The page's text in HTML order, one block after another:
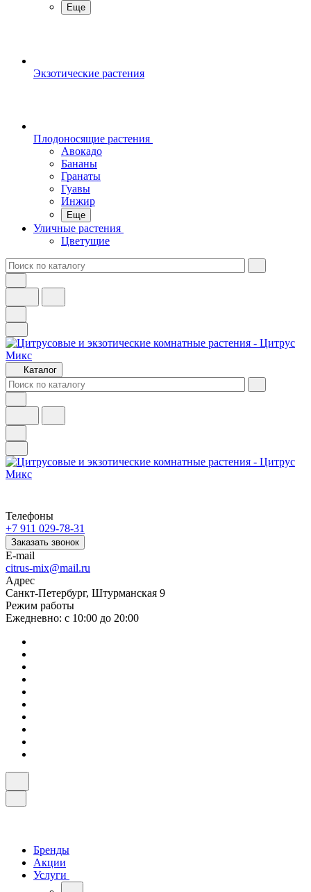
Еще
Экзотические растения
Плодоносящие растения
Авокадо
Бананы
Гранаты
Гуавы
Инжир
Еще
Уличные растения
Цветущие
Каталог
Телефоны
+7 911 029-78-31
Заказать звонок
E-mail
citrus-mix@mail.ru
Адрес
Санкт-Петербург, Штурманская 9
Режим работы
Ежедневно: с 10:00 до 20:00
Бренды
Акции
Услуги